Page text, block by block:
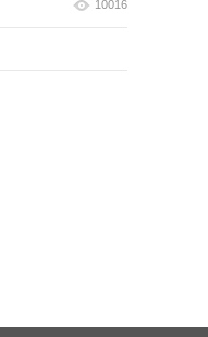
10016